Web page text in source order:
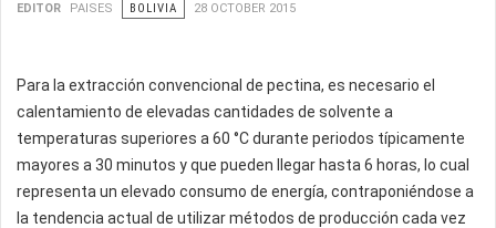
EDITOR PAISES BOLIVIA 28 OCTOBER 2015
Para la extracción convencional de pectina, es necesario el
calentamiento de elevadas cantidades de solvente a
temperaturas superiores a 60 °C durante periodos típicamente
mayores a 30 minutos y que pueden llegar hasta 6 horas, lo cual
representa un elevado consumo de energía, contraponiéndose a
la tendencia actual de utilizar métodos de producción cada vez